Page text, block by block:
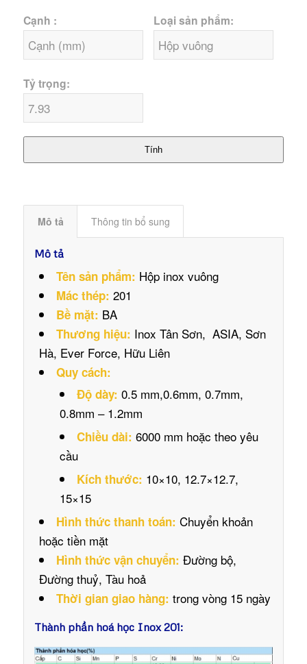
Cạnh : Loại sản phẩm:
Tỷ trọng:
Tính
Mô tả Thông tin bổ sung
Mô tả
Tên sản phẩm: Hộp inox vuông
Mác thép: 201
Bề mặt: BA
Thương hiệu: Inox Tân Sơn, ASIA, Sơn
Hà, Ever Force, Hữu Liên
Quy cách:
Độ dày: 0.5 mm,0.6mm, 0.7mm,
0.8mm – 1.2mm
Chiều dài: 6000 mm hoặc theo yêu
cầu
Kích thước: 10×10, 12.7×12.7,
15×15
Hình thức thanh toán: Chuyển khoản
hoặc tiền mặt
Hình thức vận chuyển: Đường bộ,
Đường thuỷ, Tàu hoả
Thời gian giao hàng: trong vòng 15 ngày
Thành phần hoá học Inox 201: